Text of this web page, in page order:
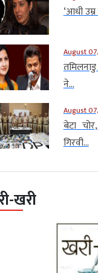
‘आधी उम्र
August
ने...
August
बेटा
गिरवी...
खरी